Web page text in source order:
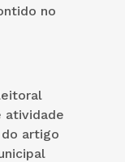
no
atividade
artigo